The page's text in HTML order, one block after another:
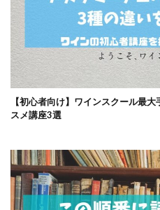
【初心者向け】ワインスクール最
スメ講座3選